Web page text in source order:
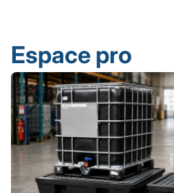
Espace pro